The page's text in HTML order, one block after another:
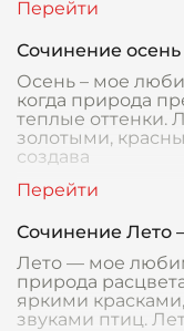
Сочинение
Осень – мое
когда природа
теплые оттенки.
золотыми,
создава
Сочинение Лето
Лето — мое
природа
яркими
звуками птиц.